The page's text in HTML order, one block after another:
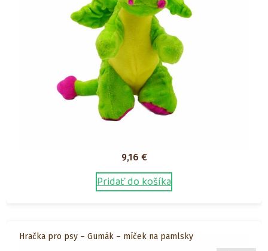
9,16 €
Pridať do košíka
Hračka pro psy – Gumák – míček na pamlsky